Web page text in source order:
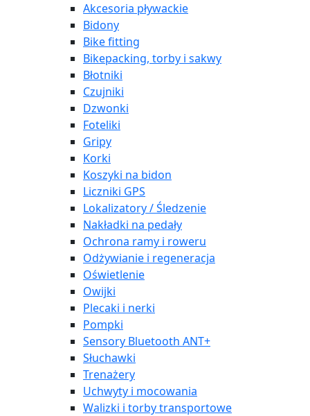
Akcesoria pływackie
Bidony
Bike fitting
Bikepacking, torby i sakwy
Błotniki
Czujniki
Dzwonki
Foteliki
Gripy
Korki
Koszyki na bidon
Liczniki GPS
Lokalizatory / Śledzenie
Nakładki na pedały
Ochrona ramy i roweru
Odżywianie i regeneracja
Oświetlenie
Owijki
Plecaki i nerki
Pompki
Sensory Bluetooth ANT+
Słuchawki
Trenażery
Uchwyty i mocowania
Walizki i torby transportowe